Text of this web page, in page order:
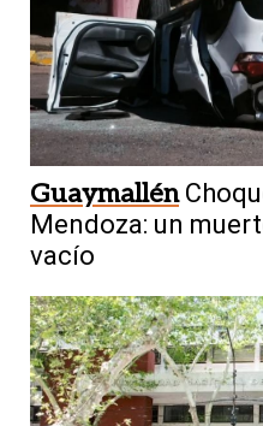
Guaymallén
Mendoza: un
vacío